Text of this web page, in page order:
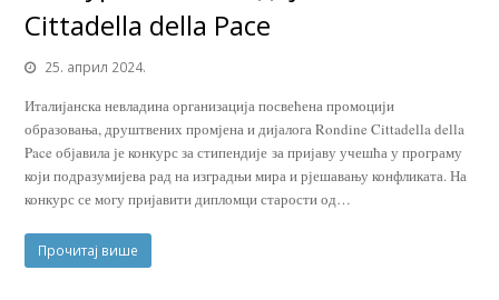
Cittadella della Pace
25. април 2024.
Италијанска невладина организација посвећена промоцији
образовања, друштвених промјена и дијалога Rondine Cittadella della
Pace објавила је конкурс за стипендије за пријаву учешћа у програму
који подразумијева рад на изградњи мира и рјешавању конфликата. На
конкурс се могу пријавити дипломци старости од…
Прочитај више